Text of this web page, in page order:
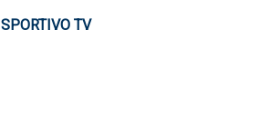
SPORTIVO TV